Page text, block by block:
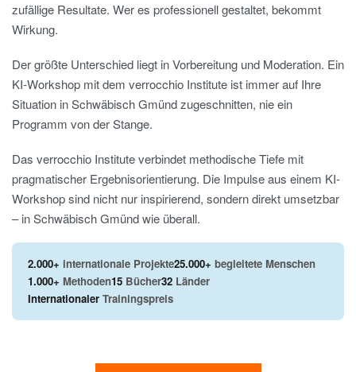
zufällige Resultate. Wer es professionell gestaltet, bekommt
Wirkung.
Der größte Unterschied liegt in Vorbereitung und Moderation. Ein
KI-Workshop mit dem verrocchio Institute ist immer auf Ihre
Situation in Schwäbisch Gmünd zugeschnitten, nie ein
Programm von der Stange.
Das verrocchio Institute verbindet methodische Tiefe mit
pragmatischer Ergebnisorientierung. Die Impulse aus einem KI-
Workshop sind nicht nur inspirierend, sondern direkt umsetzbar
– in Schwäbisch Gmünd wie überall.
2.000+ internationale Projekte25.000+ begleitete Menschen
1.000+ Methoden15 Bücher32 Länder
Internationaler Trainingspreis